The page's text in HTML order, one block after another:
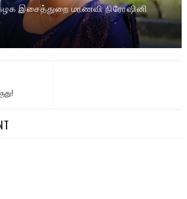
இசைத்துறை மாணவி நிரோஷினி